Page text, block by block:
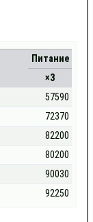
Питание
×3
57590
72370
82200
80200
90030
92250